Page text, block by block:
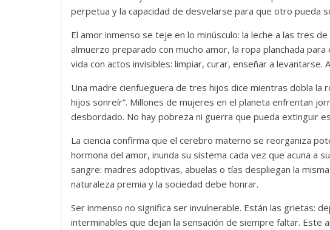
perpetua y la capacidad de desvelarse para que otro pueda
El amor inmenso se teje en lo minúsculo: la leche a las tres
almuerzo preparado con mucho amor, la ropa planchada
vida con actos invisibles: limpiar, curar, enseñar a levantarse.
Una madre cienfueguera de tres hijos dice mientras dobla la
hijos sonreír”. Millones de mujeres en el planeta enfrentan
desbordado. No hay pobreza ni guerra que pueda extinguir
La ciencia confirma que el cerebro materno se reorganiza
hormona del amor, inunda su sistema cada vez que acuna a
sangre: madres adoptivas, abuelas o tías despliegan la
naturaleza premia y la sociedad debe honrar.
Ser inmenso no significa ser invulnerable. Están las grietas:
interminables que dejan la sensación de siempre faltar. Este